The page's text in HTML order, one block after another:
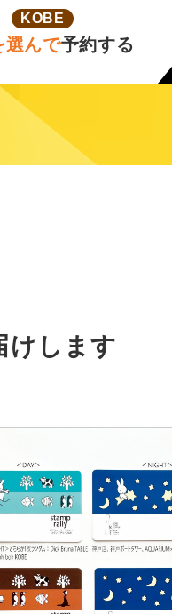
KOBE
選んで予約する
けします